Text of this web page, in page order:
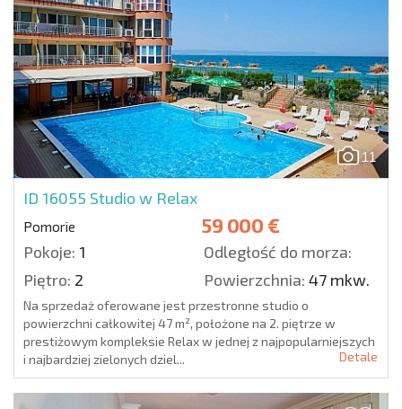
11
ID 16055 Studio w Relax
Pomorie 59 000 €
Pokoje: 1
Odległość do morza:
Piętro: 2 Powierzchnia: 47 mkw.
Na sprzedaż oferowane jest przestronne studio o
powierzchni całkowitej 47 m², położone na 2. piętrze w
prestiżowym kompleksie Relax w jednej z najpopularniejszych
i najbardziej zielonych dziel...
Detale